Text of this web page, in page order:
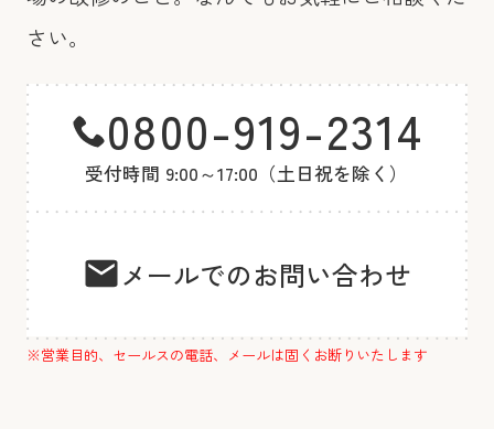
さい。
0800-919-2314
受付時間 9:00～17:00（土日祝を除く）
メールでのお問い合わせ